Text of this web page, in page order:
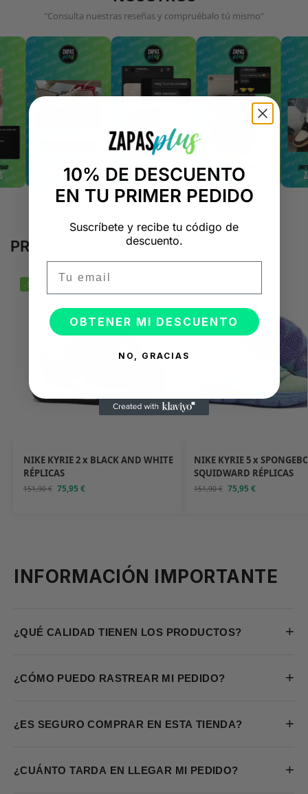
"Consulta nuestras reseñas y compruébalo tú mismo"
PRODUCTOS RELACIONADOS
-50%
NIKE KYRIE 2 x BLACK AND WHITE
RÉPLICAS
151,90€ 75,95€
NIKE KYRIE 5 x
SQUIDWARD RÉPLICAS
151,90€ 75,95€
INFORMACIÓN IMPORTANTE
¿QUÉ CALIDAD TIENEN LOS PRODUCTOS? +
¿CÓMO PUEDO RASTREAR MI PEDIDO? +
¿ES SEGURO COMPRAR EN ESTA TIENDA? +
¿CUÁNTO TARDA EN LLEGAR MI PEDIDO? +
10% DE DESCUENTO
EN TU PRIMER PEDIDO
Suscríbete y recibe tu código de
descuento.
OBTENER MI DESCUENTO
NO, GRACIAS